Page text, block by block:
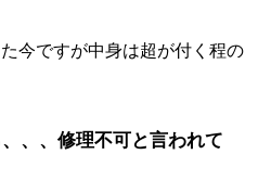
今ですが中身は超が付く程の
、、修理不可と言われて